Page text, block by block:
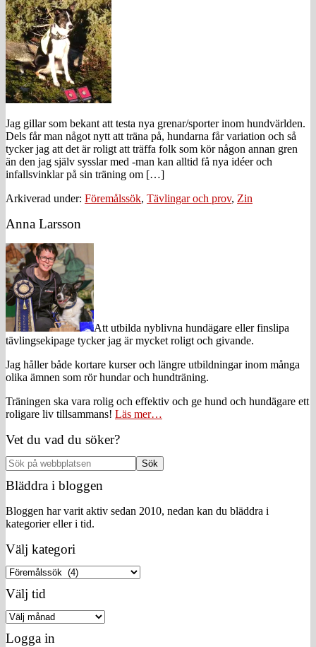
Jag gillar som bekant att testa nya grenar/sporter inom hundvärlden.
Dels får man något nytt att träna på, hundarna får variation och så
tycker jag att det är roligt att träffa folk som kör någon annan gren
än den jag själv sysslar med -man kan alltid få nya idéer och
infallsvinklar på sin träning om […]
Arkiverad under: Föremålssök, Tävlingar och prov, Zin
Primärt
sidofält
Anna Larsson
Att utbilda nyblivna hundägare eller finslipa
tävlingsekipage tycker jag är mycket roligt och givande.
Jag håller både kortare kurser och längre utbildningar inom många
olika ämnen som rör hundar och hundträning.
Träningen ska vara rolig och effektiv och ge hund och hundägare ett
roligare liv tillsammans! Läs mer…
Vet du vad du söker?
Sök
på
webbplatsen
Bläddra i bloggen
Bloggen har varit aktiv sedan 2010, nedan kan du bläddra i
kategorier eller i tid.
Välj kategori
Välj
Välj tid
Välj
Logga in